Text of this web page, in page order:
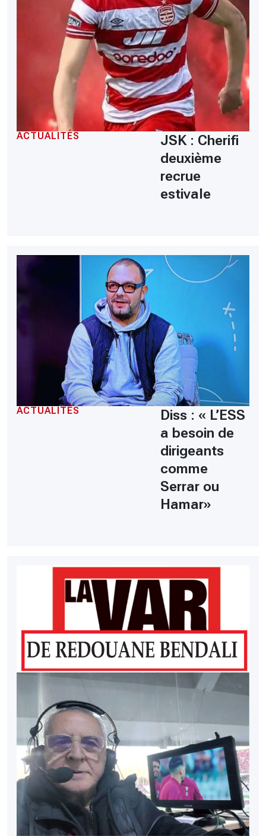
ACTUALITÉS
JSK : Cherifi
deuxième
recrue
estivale
ACTUALITÉS
Diss : « L’ESS
a besoin de
dirigeants
comme
Serrar ou
Hamar»